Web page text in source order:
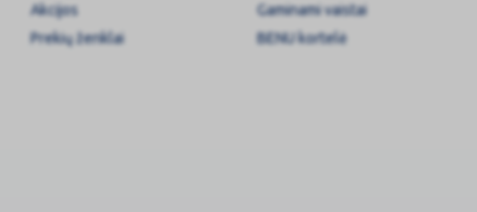
Akcijos
Prekių ženklai
Gaminami vaistai
BENU kortelė